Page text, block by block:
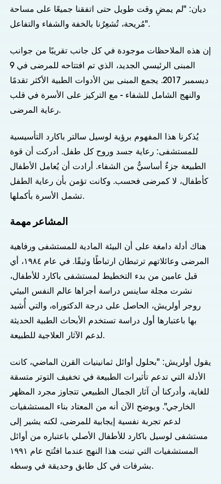
ديان: "لم يمضِ وقت طويل حتى اتفقنا جميعًا على مساحة
مُريحة، تُشعِرُنا بالخفة والشفاء والتفاعل".
إن هذه الملاحظات موجودة في كل جانب تقريبًا من جوانب
المبنى الرئيسي الجديد، الذي تم افتتاحه للمرضى في 9
ديسمبر 2017. يجمع المبنى بين الأدوات الطبية الأكثر تقدمًا
والنهج الشامل للشفاء - مع التركيز على الأسرة في قلب
رعاية المرضى.
يُذكرنا هذا المفهوم برؤية لوسيل سالتر باكارد التأسيسية
للمستشفى: رعاية جسد وروح كل طفل. أدركت أن قوة
الطبيعة جزءٌ أساسيٌّ من الشفاء. أرادت أن يُعامل الأطفال
كأطفال، لا كمرضى فحسب. وكانت تؤمن بأن رعاية الطفل
تشمل الأسرة بأكملها.
المشاعر مهمة
هناك أدلة دامغة على أن البيئة المادية للمستشفى ورفاهية
المرضى وعائلاتهم ترتبطان ارتباطًا وثيقًا. في عام ١٩٨٤، أي
قبل عامين من بدء التخطيط لمستشفى باكارد للأطفال،
نشرت مجلة ساينس دراسة أجراها عالم النفس البيئي
روجر أولريش، الحاصل على درجة الدكتوراه، والتي أُشيد
بها باعتبارها أول دراسة تستخدم الأبحاث الطبية الحديثة
لدعم الآثار العلاجية للطبيعة.
يقول أولريش: "بحلول أوائل ثمانينيات القرن الماضي، كانت
الأدلة التي تدعم تأثيرات الطبيعة في تخفيف التوتر متسقة
للغاية، وأدركنا أن آثار الجمال الطبيعي تتجاوز مجرد المظهر
الخارجي". ويوضح الآن أنه من المعتاد بناء المستشفيات
لدعم تجربة نفسية إيجابية للمرضى، لكنه يشير إلى
مستشفى لوسيل باكارد للأطفال الأصلي باعتباره من أوائل
المستشفيات التي تبنت هذا النهج عندما افتُتح عام ١٩٩١
بشرفات في كل طابق وحديقة في وسطه.